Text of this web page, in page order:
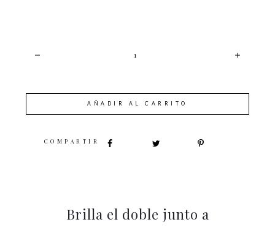
AÑADIR AL CARRITO
SHARE
Brilla el doble junto a